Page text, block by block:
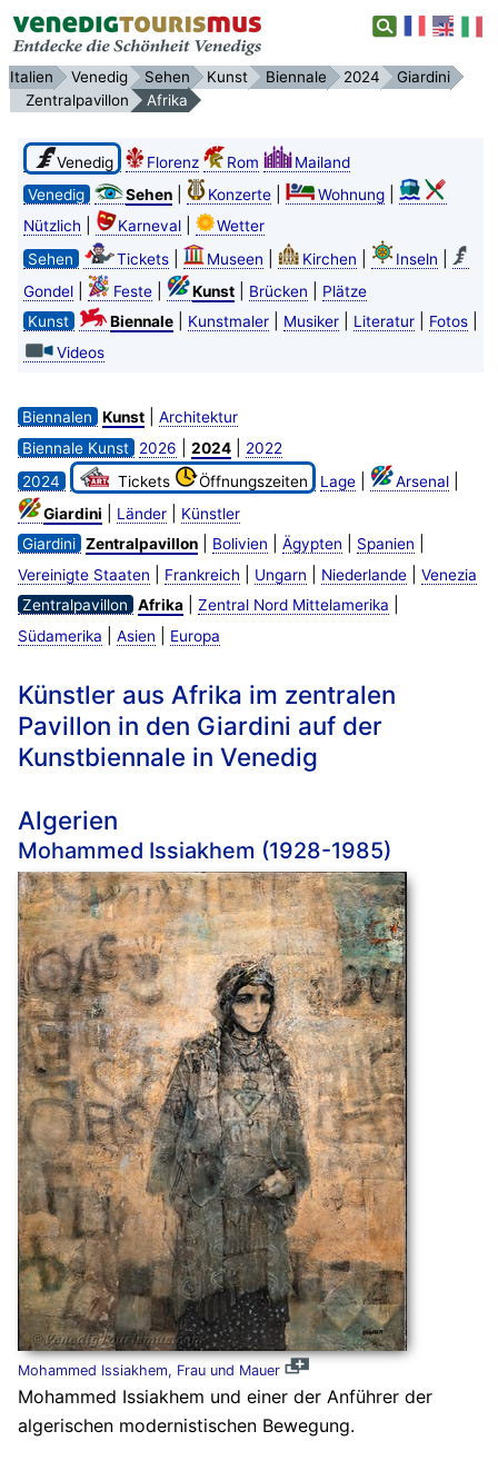
Italien Venedig Sehen Kunst Biennale 2024
Giardini
Zentralpavillon
Afrika
Venedig Florenz Rom
Mailand
Venedig
Sehen| Konzerte| Wohnung|
Nützlich Karneval|
Wetter
Sehen
Tickets| Museen Kirchen Inseln
Gondel| Feste| Kunst| Brücken
Plätze
Kunst
Biennale| Kunstmaler| Musiker| Literatur| Fotos|
Videos
Biennalen Kunst| Architektur
Biennale Kunst
2026 2024|
2022
2024
Tickets Öffnungszeiten Lage| Arsenal|
Giardini Länder|
Künstler
Giardini Zentralpavillon| Bolivien Ägypten Spanien
Vereinigte Staaten Frankreich Ungarn Niederlande| Venezia
Zentralpavillon
Afrika| Zentral Nord Mittelamerika
Südamerika Asien Europa
Künstler aus Afrika im zentralen
Pavillon in den Giardini auf der
Kunstbiennale in Venedig
Algerien
Mohammed Issiakhem (1928-1985)
Mohammed Issiakhem, Frau und Mauer
Mohammed Issiakhem und einer der Anführer der
algerischen modernistischen Bewegung.